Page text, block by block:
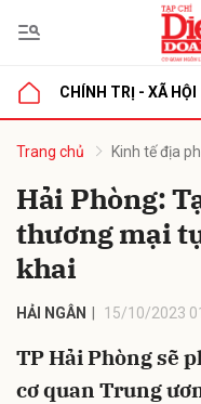
CHÍNH TRỊ - XÃ HỘI
Trang chủ Kinh tế địa
Hải Phòng:
thương mại
khai
HẢI NGÂN 15/10/2023
TP Hải Phòng sẽ
cơ quan Trung
luận